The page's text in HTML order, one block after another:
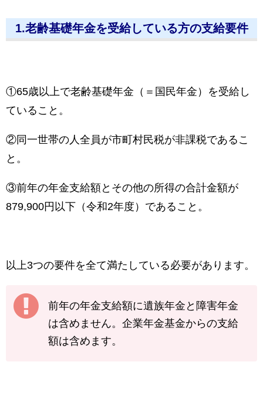
1.老齢基礎年金を受給している方の支給要件
①65歳以上で老齢基礎年金（＝国民年金）を受給し
ていること。
②同一世帯の人全員が市町村民税が非課税であるこ
と。
③前年の年金支給額とその他の所得の合計金額が
879,900円以下（令和2年度）であること。
以上3つの要件を全て満たしている必要があります。
前年の年金支給額に遺族年金と障害年金
は含めません。企業年金基金からの支給
額は含めます。